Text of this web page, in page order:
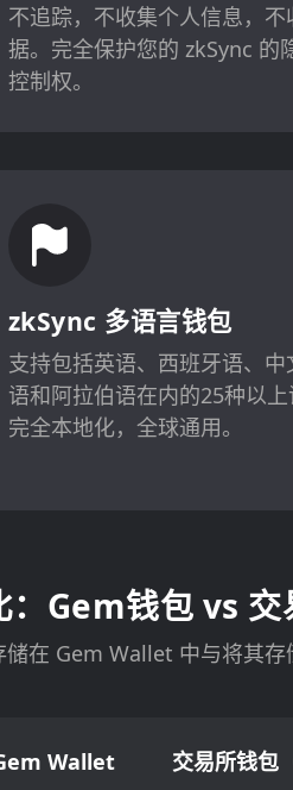
不追踪，不收集个人信息，不
据。完全保护您的 zkSync 的
控制权。
zkSync 多语言钱包
支持包括英语、西班牙语、中
语和阿拉伯语在内的25种以上
完全本地化，全球通用。
：Gem钱包 vs 交
在 Gem Wallet 中与将其存
Wallet 交易所钱包